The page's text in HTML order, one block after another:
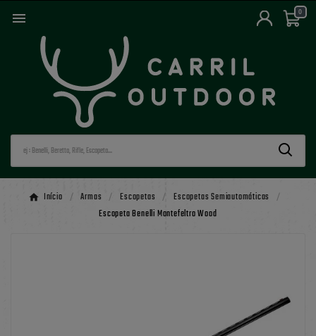
 0
Início Armas Escopetas
Escopetas Semiautomáticas
Escopeta Benelli Montefeltro Wood